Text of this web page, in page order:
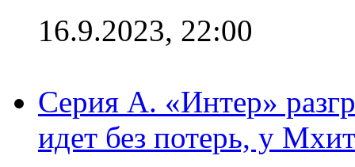
16.9.2023, 22:00
Серия А. «Интер»
идет без потерь, у